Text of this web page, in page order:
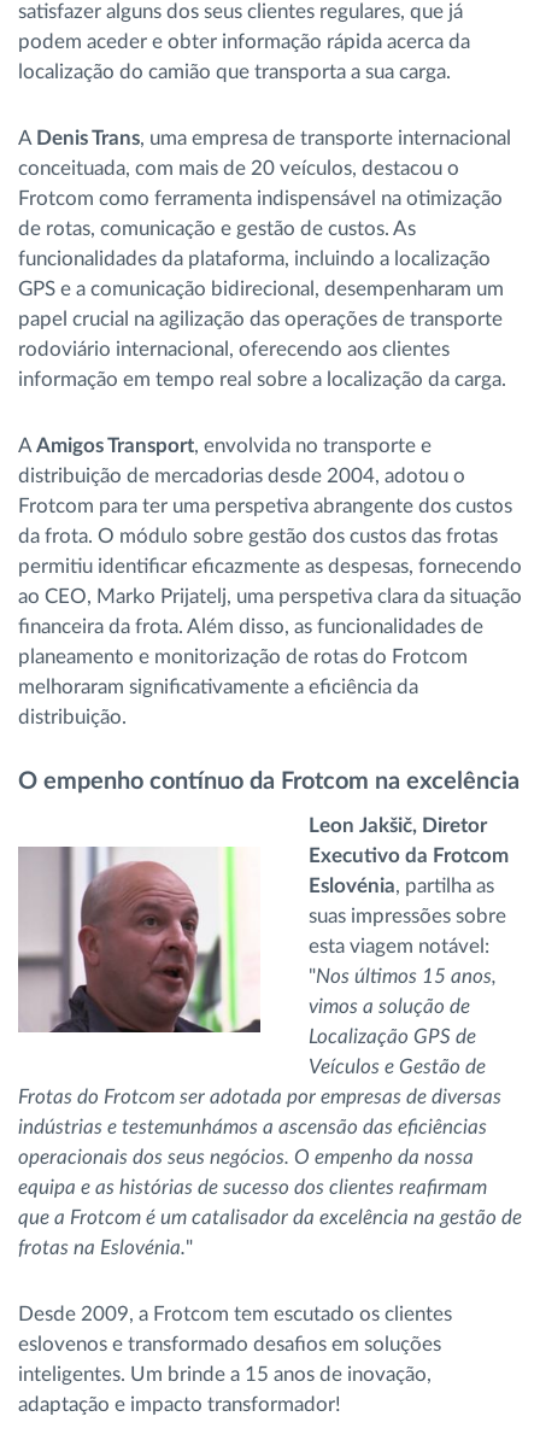
satisfazer alguns dos seus clientes regulares, que já
podem aceder e obter informação rápida acerca da
localização do camião que transporta a sua carga.
A Denis Trans, uma empresa de transporte internacional
conceituada, com mais de 20 veículos, destacou o
Frotcom como ferramenta indispensável na otimização
de rotas, comunicação e gestão de custos. As
funcionalidades da plataforma, incluindo a localização
GPS e a comunicação bidirecional, desempenharam um
papel crucial na agilização das operações de transporte
rodoviário internacional, oferecendo aos clientes
informação em tempo real sobre a localização da carga.
A Amigos Transport, envolvida no transporte e
distribuição de mercadorias desde 2004, adotou o
Frotcom para ter uma perspetiva abrangente dos custos
da frota. O módulo sobre gestão dos custos das frotas
permitiu identificar eficazmente as despesas, fornecendo
ao CEO, Marko Prijatelj, uma perspetiva clara da situação
financeira da frota. Além disso, as funcionalidades de
planeamento e monitorização de rotas do Frotcom
melhoraram significativamente a eficiência da
distribuição.
O empenho contínuo da Frotcom na excelência
Leon Jakšič, Diretor
Executivo da Frotcom
Eslovénia, partilha as
suas impressões sobre
esta viagem notável:
"Nos últimos 15 anos,
vimos a solução de
Localização GPS de
Veículos e Gestão de
Frotas do Frotcom ser adotada por empresas de diversas
indústrias e testemunhámos a ascensão das eficiências
operacionais dos seus negócios. O empenho da nossa
equipa e as histórias de sucesso dos clientes reafirmam
que a Frotcom é um catalisador da excelência na gestão de
frotas na Eslovénia."
Desde 2009, a Frotcom tem escutado os clientes
eslovenos e transformado desafios em soluções
inteligentes. Um brinde a 15 anos de inovação,
adaptação e impacto transformador!